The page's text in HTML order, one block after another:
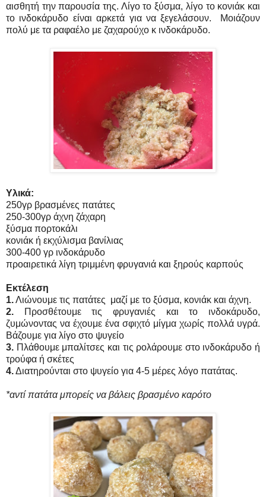
αισθητή την παρουσία της. Λίγο το ξύσμα, λίγο το κονιάκ και
το ινδοκάρυδο είναι αρκετά για να ξεγελάσουν. Μοιάζουν
πολύ με τα ραφαέλο με ζαχαρούχο κ ινδοκάρυδο.
Υλικά:
250γρ βρασμένες πατάτες
250-300γρ άχνη ζάχαρη
ξύσμα πορτοκάλι
κονιάκ ή εκχύλισμα βανίλιας
300-400 γρ ινδοκάρυδο
προαιρετικά λίγη τριμμένη φρυγανιά και ξηρούς καρπούς
Εκτέλεση
1.Λιώνουμε τις πατάτες μαζί με το ξύσμα, κονιάκ και άχνη.
2. Προσθέτουμε τις φρυγανιές και το ινδοκάρυδο,
ζυμώνοντας να έχουμε ένα σφιχτό μίγμα χωρίς πολλά υγρά.
Βάζουμε για λίγο στο ψυγείο
3. Πλάθουμε μπαλίτσες και τις ρολάρουμε στο ινδοκάρυδο ή
τρούφα ή σκέτες
4.Διατηρούνται στο ψυγείο για 4-5 μέρες λόγο πατάτας.
*αντί πατάτα μπορείς να βάλεις βρασμένο καρότο